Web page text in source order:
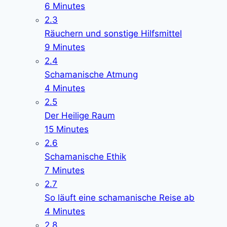
6 Minutes
2.3
Räuchern und sonstige Hilfsmittel
9 Minutes
2.4
Schamanische Atmung
4 Minutes
2.5
Der Heilige Raum
15 Minutes
2.6
Schamanische Ethik
7 Minutes
2.7
So läuft eine schamanische Reise ab
4 Minutes
2.8